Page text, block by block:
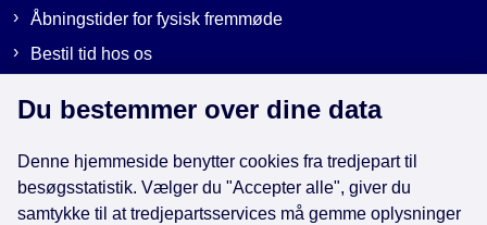
Åbningstider for fysisk fremmøde
Bestil tid hos os
Genveje
Du bestemmer over dine data
Denne hjemmeside benytter cookies fra tredjepart til
besøgsstatistik. Vælger du "Accepter alle", giver du
samtykke til at tredjepartsservices må gemme oplysninger